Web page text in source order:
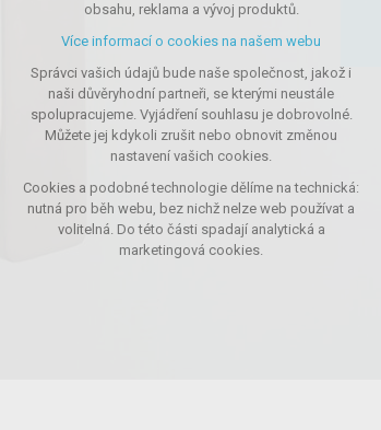
Volitelná cookies
analytická pro anonymizované vyhodnocení
návštěvnosti
marketingová cookies (Google, Seznam,
Facebook)
Více informací o cookies na našem webu
PŘIJMOUT VŠECHNY COOKIES
ODMÍTNOUT VOLITELNÁ
obsahu, reklama a vývoj produktů.
Více informací o cookies na našem webu
Správci vašich údajů bude naše společnost, jakož i
naši důvěryhodní partneři, se kterými neustále
spolupracujeme. Vyjádření souhlasu je dobrovolné.
Můžete jej kdykoli zrušit nebo obnovit změnou
nastavení vašich cookies.
Cookies a podobné technologie dělíme na technická:
nutná pro běh webu, bez nichž nelze web používat a
volitelná. Do této části spadají analytická a
marketingová cookies.